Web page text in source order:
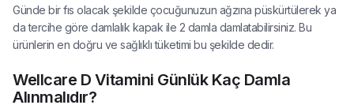
Günde bir fıs olacak şekilde çocuğunuzun ağzına püskürtülerek ya
da tercihe göre damlalık kapak ile 2 damla damlatabilirsiniz. Bu
ürünlerin en doğru ve sağlıklı tüketimi bu şekilde dedir.
Wellcare D Vitamini Günlük Kaç Damla
Alınmalıdır?